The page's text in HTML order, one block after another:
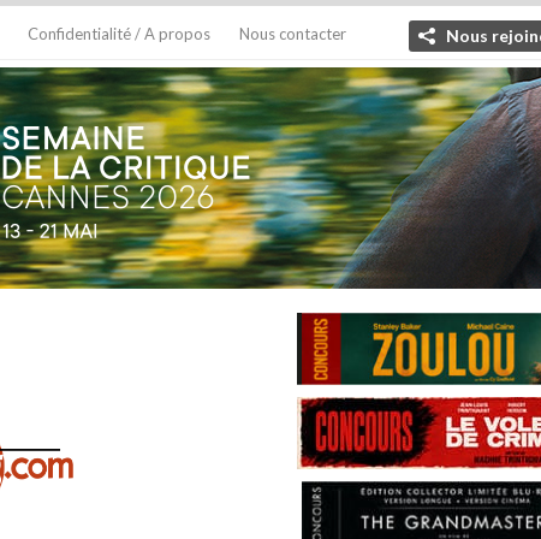
Confidentialité / A propos Nous contacter Nous